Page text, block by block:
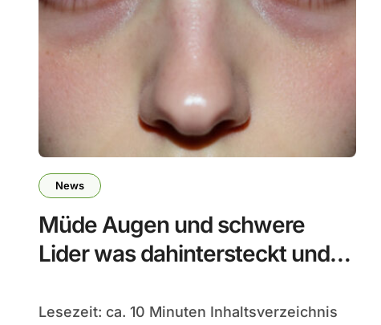
News
Müde Augen und schwere
Lider was dahintersteckt und
Lesezeit: ca. 10 Minuten Inhaltsverzeichnis